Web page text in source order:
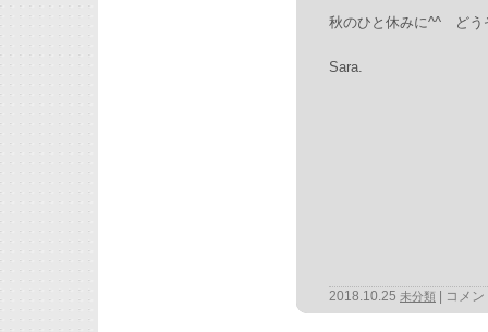
秋のひと休みに^^ どう
Sara.
2018.10.25 未分類 コメ